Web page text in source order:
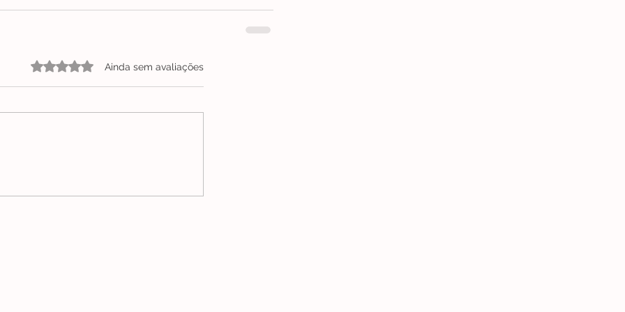
Avaliado com 0 de 5 estrelas.
Ainda sem avaliações